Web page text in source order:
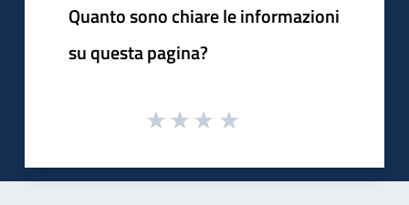
Quanto sono chiare le informazioni
su questa pagina?